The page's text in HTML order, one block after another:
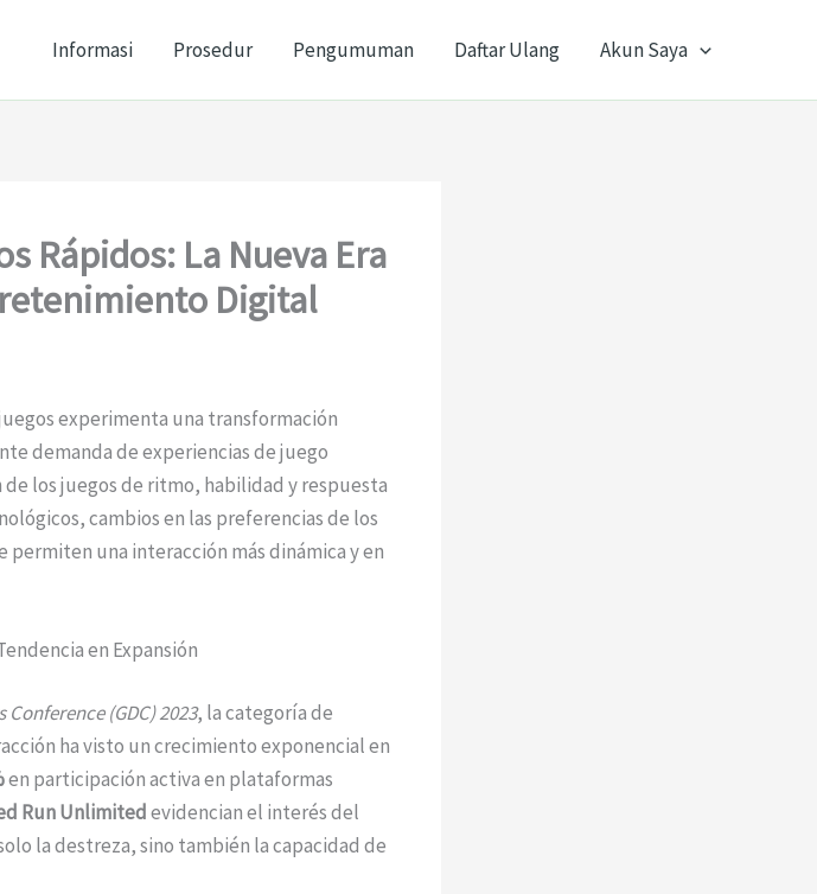
Informasi Prosedur Pengumuman Daftar Ulang Akun Saya
Rápidos: La Nueva Era
Digital
experimenta una transformación
demanda de experiencias de juego
los juegos de ritmo, habilidad y respuesta
cambios en las preferencias de los
una interacción más dinámica y en
en Expansión
Conference (GDC) 2023, la categoría de
ha visto un crecimiento exponencial en
en participación activa en plataformas
Run Unlimitedevidencian el interés del
la destreza, sino también la capacidad de